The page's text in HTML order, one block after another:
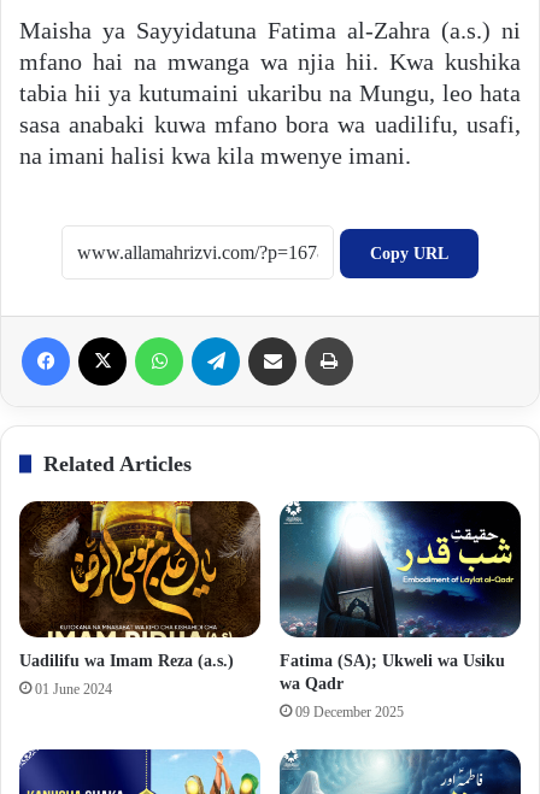
Maisha ya Sayyidatuna Fatima al-Zahra (a.s.) ni
mfano hai na mwanga wa njia hii. Kwa kushika
tabia hii ya kutumaini ukaribu na Mungu, leo hata
sasa anabaki kuwa mfano bora wa uadilifu, usafi,
na imani halisi kwa kila mwenye imani.
Copy URL
Related Articles
Uadilifu wa Imam Reza (a.s.)
01 June 2024
Fatima (SA); Ukweli wa Usiku
wa Qadr
09 December 2025